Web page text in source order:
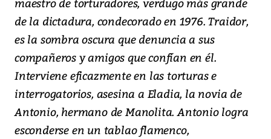
de la dictadura, condecorado en 1976. Traidor,
es la sombra oscura que denuncia a sus
compañeros y amigos que confían en él.
Interviene eficazmente en las torturas e
interrogatorios, asesina a Eladia, la novia de
Antonio, hermano de Manolita. Antonio logra
esconderse en un tablao flamenco,